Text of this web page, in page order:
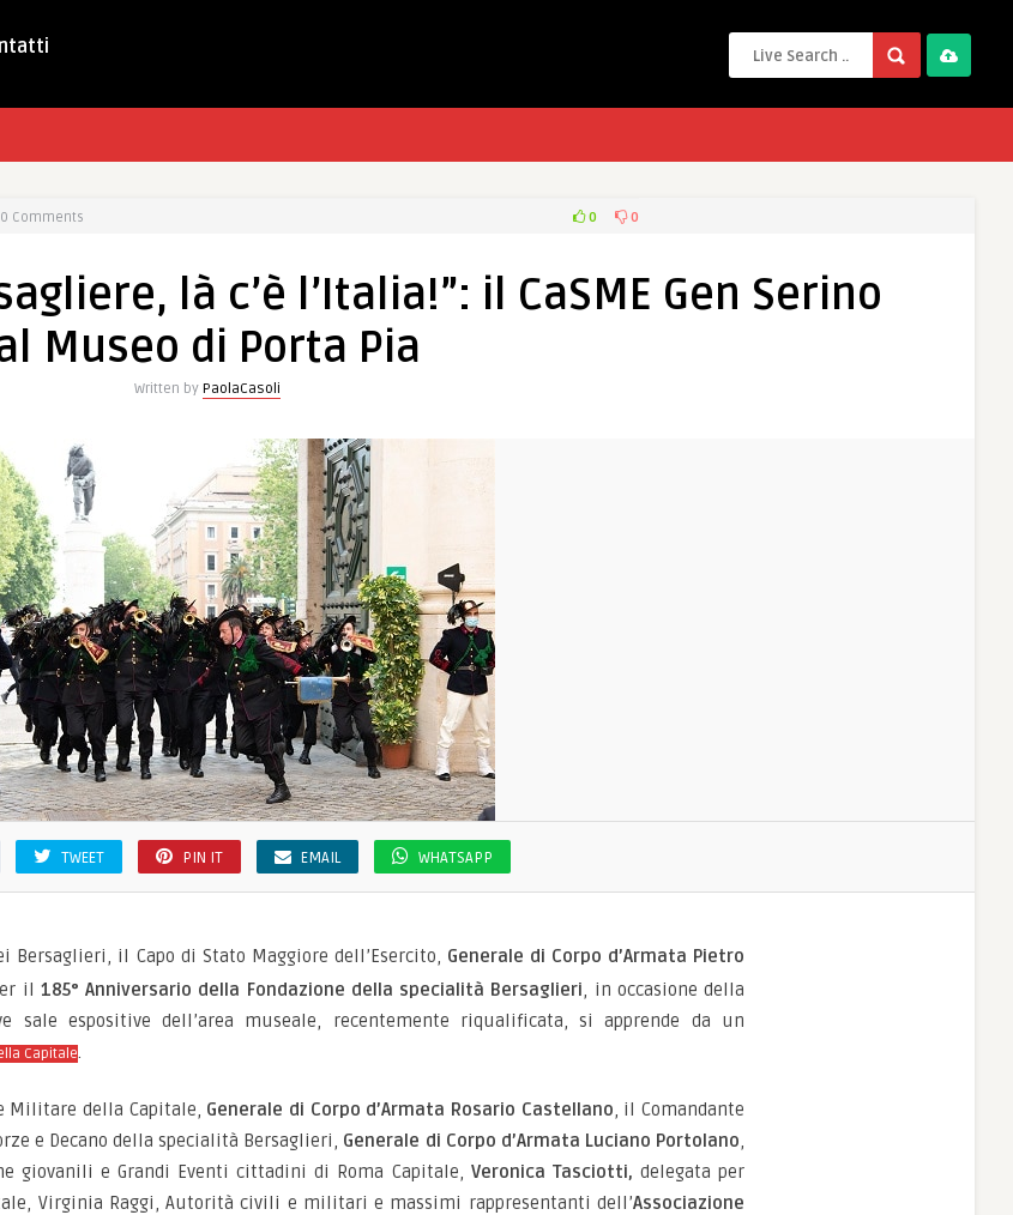
0 Comments 0 0
là c’è l’Italia!”: il CaSME Gen Serino
Museo di Porta Pia
Written by PaolaCasoli
TWEET PIN IT EMAIL WHATSAPP
Bersaglieri, il Capo di Stato Maggiore dell’Esercito, Generale di Corpo d’Armata Pietro
il 185° Anniversario della Fondazione della specialità Bersaglieri, in occasione della
sale espositive dell’area museale, recentemente riqualificata, si apprende da un
Capitale.
Militare della Capitale, Generale di Corpo d’Armata Rosario Castellano, il Comandante
e Decano della specialità Bersaglieri, Generale di Corpo d’Armata Luciano Portolano,
giovanili e Grandi Eventi cittadini di Roma Capitale, Veronica Tasciotti, delegata per
Virginia Raggi, Autorità civili e militari e massimi rappresentanti dell’Associazione